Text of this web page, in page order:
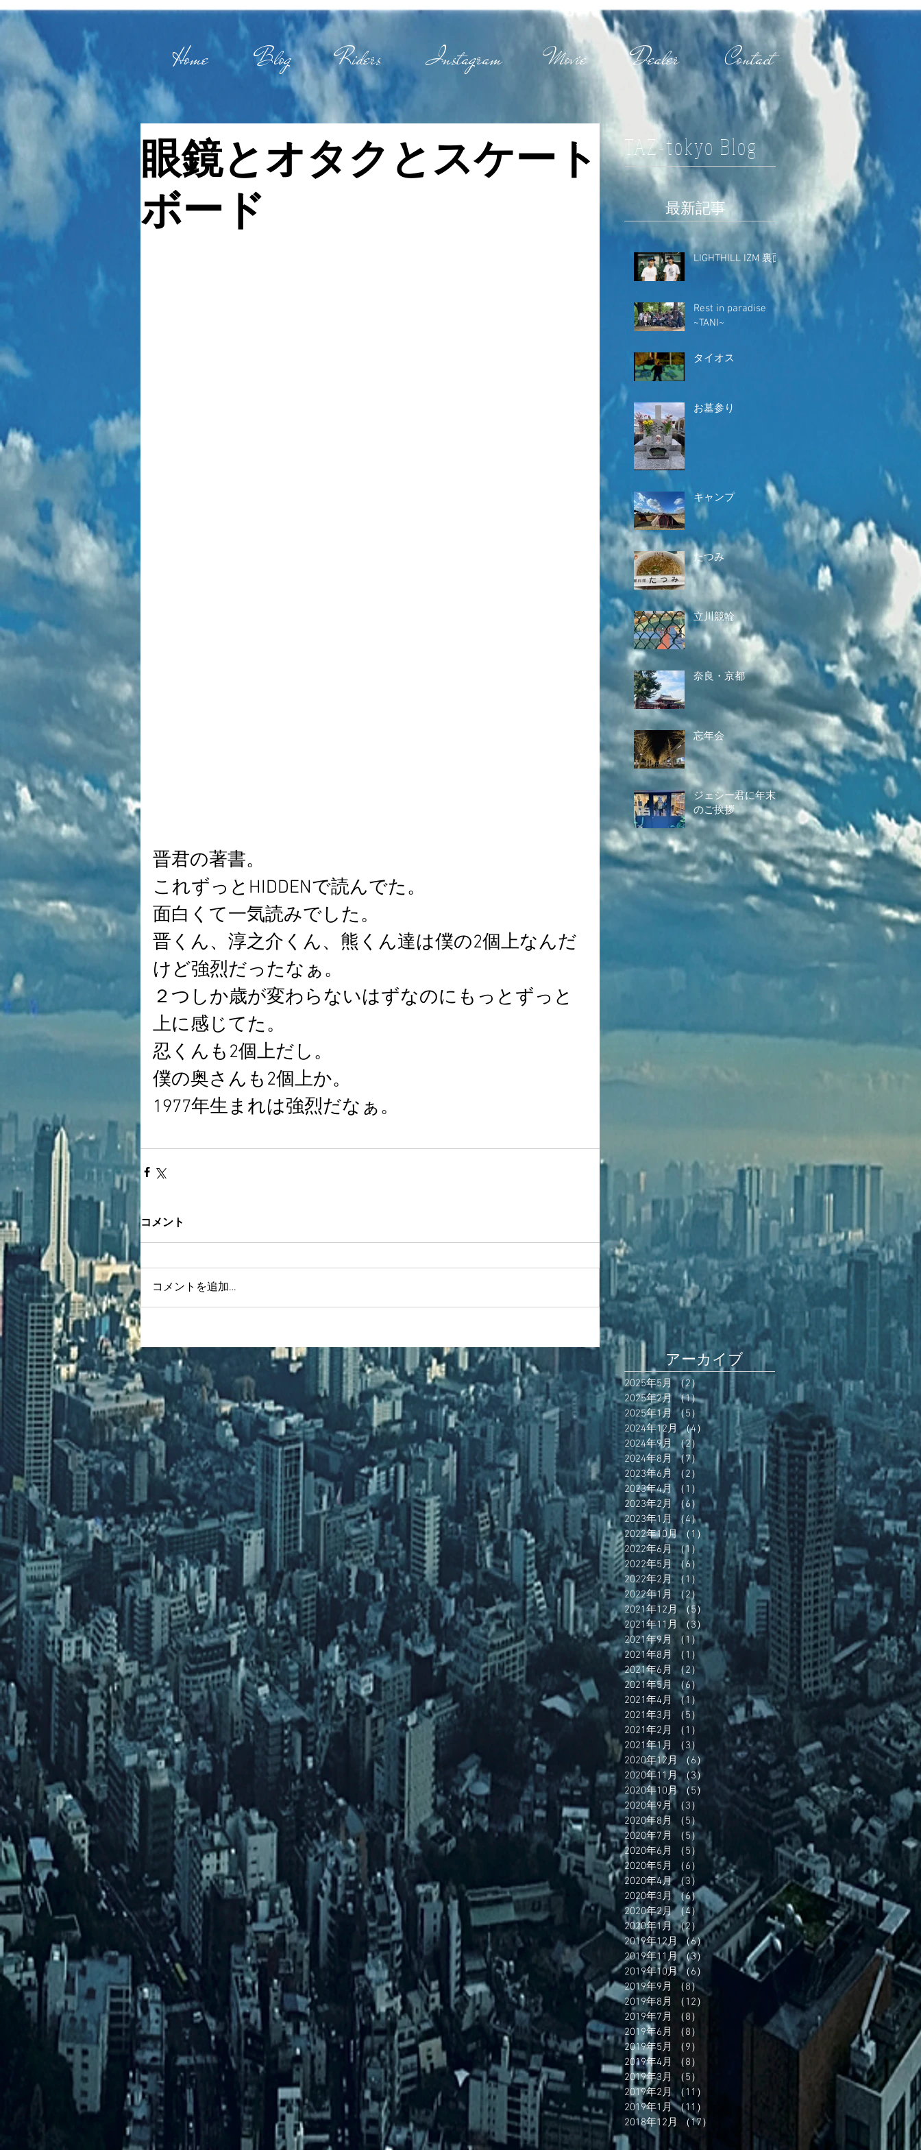
Home Blog Riders Instagram Movie Dealer Contact
眼鏡とオタクとスケート
ボード
晋君の著書。
これずっとHIDDENで読んでた。
面白くて一気読みでした。
晋くん、淳之介くん、熊くん達は僕の2個上なんだ
けど強烈だったなぁ。
２つしか歳が変わらないはずなのにもっとずっと
上に感じてた。
忍くんも2個上だし。
僕の奥さんも2個上か。
1977年生まれは強烈だなぁ。
コメント
コメントを追加…
TAZ-tokyo Blog
最新記事
LIGHTHILL IZM 裏面
Rest in paradise
~TANI~
タイオス
お墓参り
キャンプ
たつみ
立川競輪
奈良・京都
忘年会
ジェシー君に年末
のご挨拶
アーカイブ
2025年5月 （2）
2件の記事
2025年2月 （1）1件の記事
2025年1月 （5） 5件の記事
2024年12月 （4）
4件の記事
2024年9月
（2）2件の記事
2024年8月 （7）7件の記事
2023年6月
（2）
2件の記事
2023年4月 （1）
1件の記事
2023年2月 （6）
6件の記事
2023年1月 （4）4件の記事
2022年10月 （1）
1件の記事
2022年6月 （1）1件の記事
2022年5月 （6）6件の記事
2022年2月
（1）1件の記事
2022年1月
（2） 2件の記事
2021年12月 （5） 5件の記事
2021年11月
（3） 3件の記事
2021年9月
（1）1件の記事
2021年8月
（1） 1件の記事
2021年6月 （2）2件の記事
2021年5月
（6）
6件の記事
2021年4月 （1） 1件の記事
2021年3月
（5）
5件の記事
2021年2月
（1）
1件の記事
2021年1月
（3）
3件の記事
2020年12月 （6）
6件の記事
2020年11月 （3）
2020年10月 （5）
5件の記事
2020年9月 （3） 3件の記事
2020年8月
（5）
2020年7月
（5）5件の記事
2020年6月
（5）
5件の記事
2020年5月
（6）
6件の記事
2020年4月 （3）
3件の記事
2020年3月
（6）6件の記事
2020年2月 （4）
4件の記事
2020年1月 （2） 2件の記事
2019年12月
（6）6件の記事
2019年11月 （3）
3件の記事
2019年10月 （6）
6件の記事
2019年9月
（8）8件の記事
2019年8月
（12）
2019年7月
（8）
2019年6月
（8）
2019年5月
（9）
2019年4月
（8）
2019年3月
（5）
2019年2月 （11）
2019年1月 （11）
2018年12月
（17）